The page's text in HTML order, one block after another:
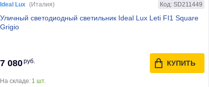
Ideal Lux (Италия) Код: SD211449
Уличный светодиодный светильник Ideal Lux Leti FI1 Square
Grigio
7 080руб. КУПИТЬ
На складе: 1 шт.